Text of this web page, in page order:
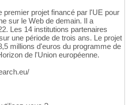
premier projet financé par l'UE pour
sur le Web de demain. Il a
Les 14 institutions partenaires
une période de trois ans. Le projet
millions d'euros du programme de
de l'Union européenne.